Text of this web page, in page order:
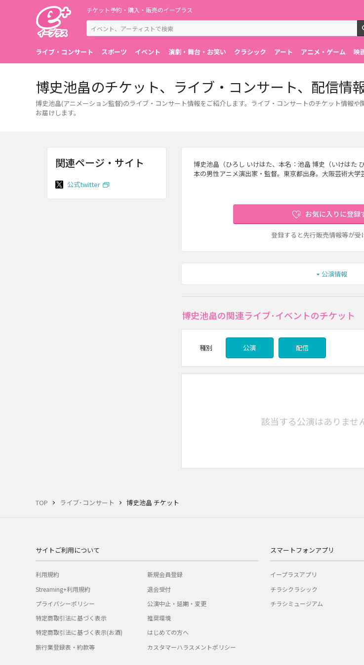
チケット予約・購入・販売のイープラス
ライブ・コンサート スポーツ イベント 演劇・舞台・お笑い クラシック アート アニメ・ゲーム 映
TOP ライブ･コンサート 博史池畠 チケット
博史池畠のチケット、ライブ・コンサート、配信情
博史池畠(アニメーション監督)のライブ・コンサート情報をご紹介します。ライブ・コンサートのチケット情報
お届けします。
博史池畠（ひろし いけはた、本名：池畠 博史（いけはた
本の男性アニメ演出家・監督。東京都出身。大阪芸術大学
お気に入りに登録
登録すると先行販売情報等が受
公演情報
博史池畠の関連ライブ･イベントのチケット
種別 公演 配信
該当する公演はありませ
関連ページ・サイト
公式twitter
サイトご利用について
利用規約
Streaming+利用規約
プライバシーポリシー
特定商取引法に基づく表示
特定商取引法に基づく表示(お酒)
旅行業登録表・約款等
新規会員登録
退会受付
公演中止・延期・変更
推奨環境
はじめての方へ
カスタマーハラスメントポリシー
スマートフォンアプリ
イープラスアプリ
チラシクラシック
チラシミュージアム